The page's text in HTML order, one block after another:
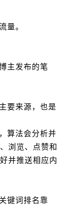
量。
主发布的笔
要来源，也是
算法会分析并
浏览、点赞和
并推送相应内
键词排名靠